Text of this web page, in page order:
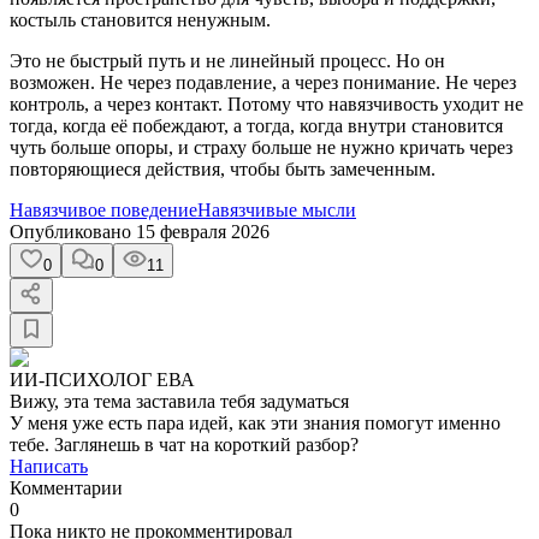
костыль становится ненужным.
Это не быстрый путь и не линейный процесс. Но он
возможен. Не через подавление, а через понимание. Не через
контроль, а через контакт. Потому что навязчивость уходит не
тогда, когда её побеждают, а тогда, когда внутри становится
чуть больше опоры, и страху больше не нужно кричать через
повторяющиеся действия, чтобы быть замеченным.
Навязчивое поведениеНавязчивые мысли
Опубликовано 15 февраля 2026
0 0 11
ИИ-ПСИХОЛОГ ЕВА
Вижу, эта тема заставила тебя задуматься
У меня уже есть пара идей, как эти знания помогут именно
тебе. Заглянешь в чат на короткий разбор?
Написать
Комментарии
0
Пока никто не прокомментировал